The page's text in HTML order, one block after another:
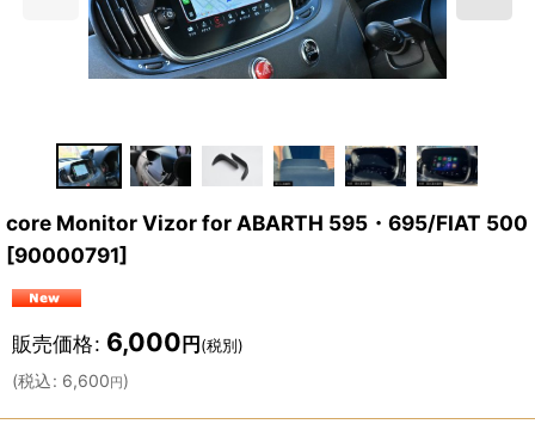
core Monitor Vizor for ABARTH 595・695/FIAT 500
[90000791]
販売価格: 6,000円(税別)
(税込: 6,600円)